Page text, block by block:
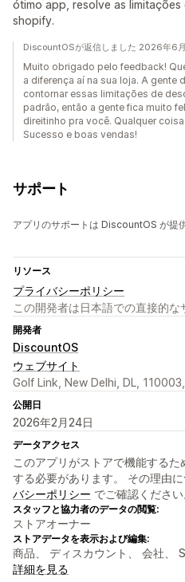
ótimo app, resolve as
shopify.
DiscountOSが返信しました 2026年6
Muito obrigado pelo feedback!
a diferença aí na sua loja. A gente
contornar essas limitações de
padrão, então a gente fica muito
direitinho pra você. Qualquer
Sucesso e boas vendas!
サポート
アプリのサポートは DiscountOS が提
リソース
プライバシーポリシー
この開発者は日本語での直接的な
開発者
DiscountOS
ウェブサイト
Golf Link, New Delhi, DL, 110003,
公開日
2026年2月24日
データアクセス
このアプリがストアで機能する
する必要があります。 その理由
バシーポリシー でご確認ください
スタッフと協力者のデータの閲覧:
ストアオーナー
ストアデータを表示および編集:
商品、 ディスカウント、 会社、
詳細を見る